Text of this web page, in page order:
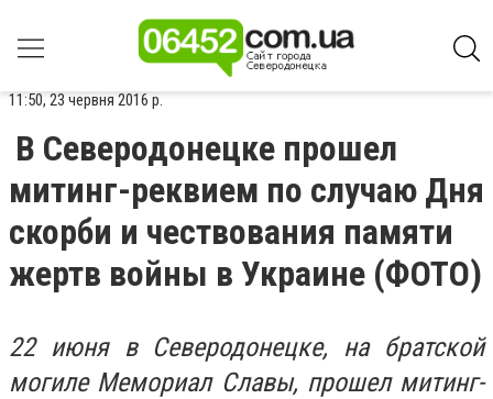
11:50, 23 червня 2016 р.
В Северодонецке прошел
митинг-реквием по случаю Дня
скорби и чествования памяти
жертв войны в Украине (ФОТО)
22 июня в Северодонецке, на братской
могиле Мемориал Славы, прошел митинг-